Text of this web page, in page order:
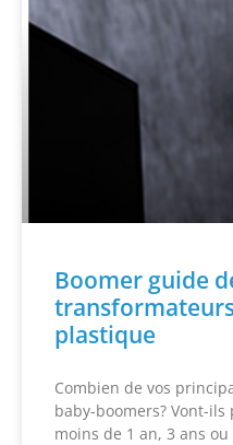
Boomer guide
plastique
Combien de vos
baby-boomers? Vont-
moins de 1 an, 3 ans